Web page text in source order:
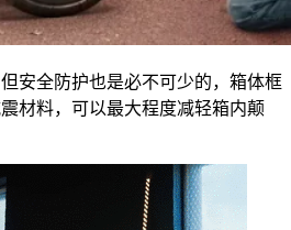
安全防护也是必不可少的，箱体框
材料，可以最大程度减轻箱内颠